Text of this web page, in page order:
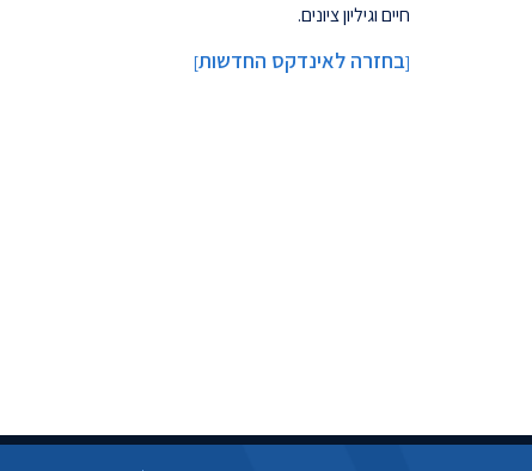
חיים וגיליון ציונים.
[בחזרה לאינדקס החדשות]